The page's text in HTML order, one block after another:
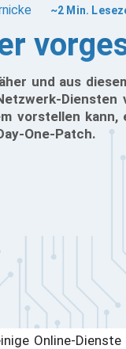
~2 Min.
und aus
vorstellen
One-Patch.
Online-